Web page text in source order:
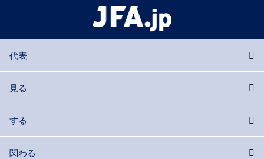
代表
見る
する
関わる